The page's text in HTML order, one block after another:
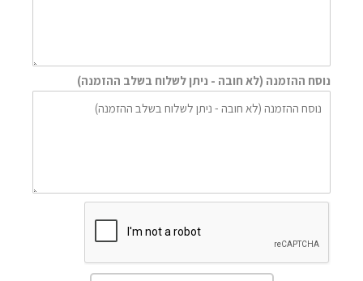
נוסח ההזמנה (לא חובה - ניתן לשלוח בשלב ההזמנה)